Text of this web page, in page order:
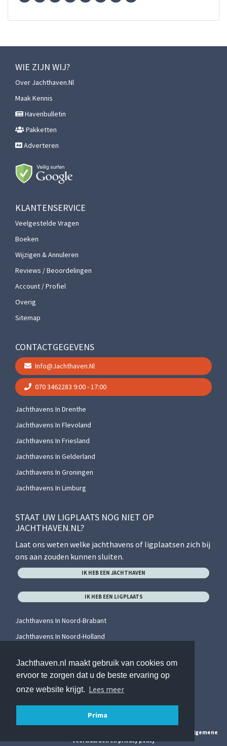
Jachthaven.nl maakt gebruik van cookies om
ervoor te zorgen dat u de beste ervaring op
onze website krijgt. Lees meer
Prima
0/ 1
WIE ZIJN WIJ?
Over Jachthaven.nl
Maak Kennis
Havenbulletin
Pakketten
Adverteren
KLANTENSERVICE
Veelgestelde Vragen
Boeken
Wijzigen & Annuleren
Reviews / Beoordelingen
Account / Profiel
Overig
Sitemap
CONTACTGEGEVENS
Info@jachthaven.nl
070 3462283 9:00 - 17:00
Jachthavens In Drenthe
Jachthavens In Flevoland
Jachthavens In Friesland
Jachthavens In Gelderland
Jachthavens In Groningen
Jachthavens In Limburg
STAAT UW LIGPLAATS NOG NIET OP
JACHTHAVEN.NL?
Laat ons weten welke jachthavens of ligplaatsen zich bij
ons aan zouden kunnen sluiten.
IK HEB EEN JACHTHAVEN
IK HEB EEN LIGPLAATS
Jachthavens In Noord-Brabant
Jachthavens In Noord-Holland
Jachthavens In Utrecht
algemene
voorwaarden en privacy policy